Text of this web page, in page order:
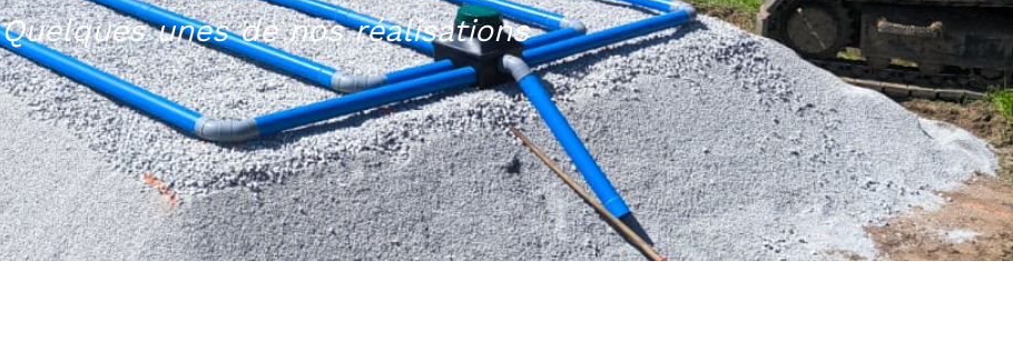
Quelques unes de nos réalisations